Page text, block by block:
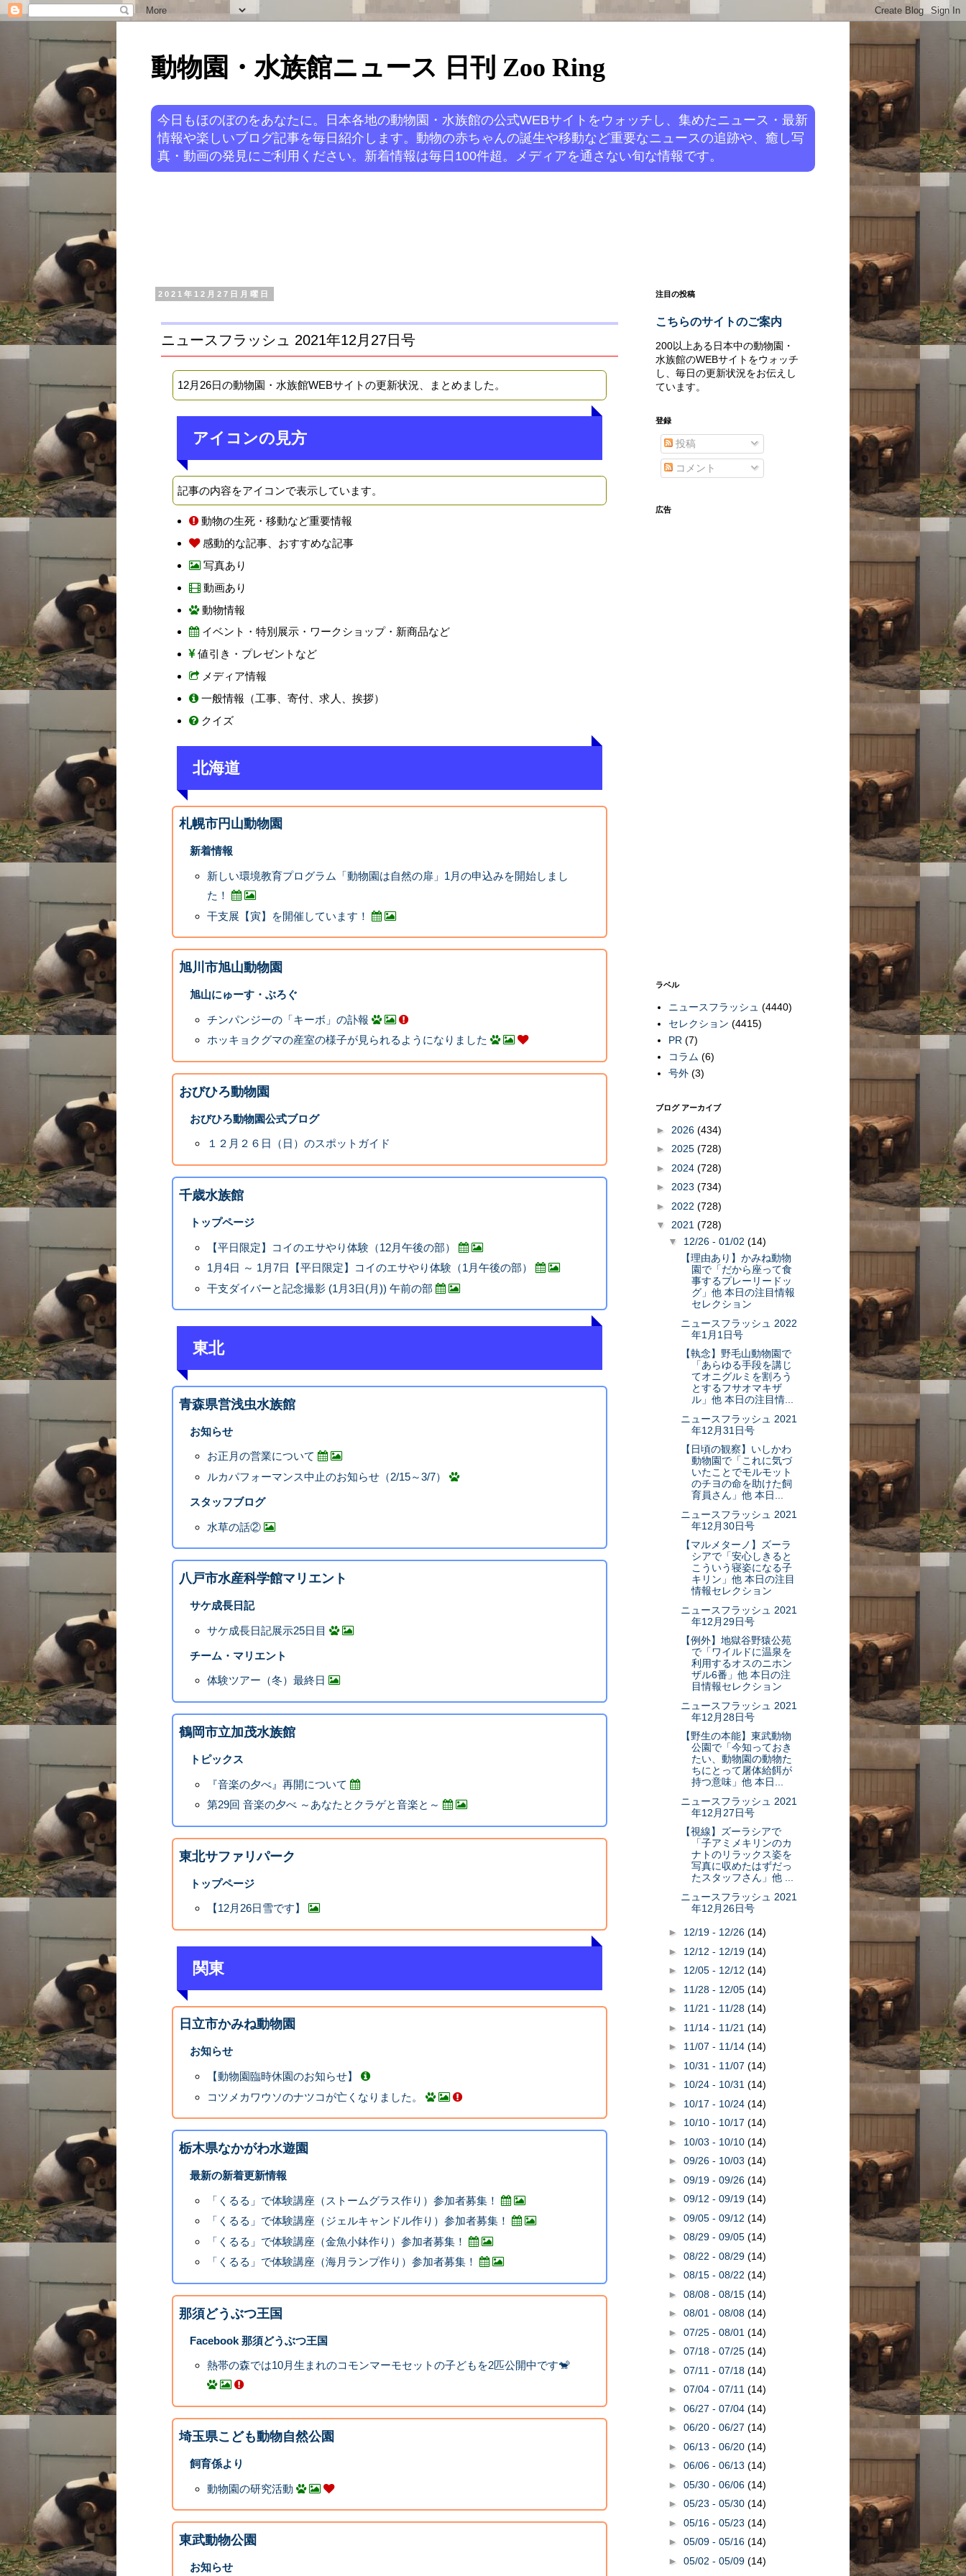
動物園・水族館ニュース 日刊 Zoo Ring
今日もほのぼのをあなたに。日本各地の動物園・水族館の公式WEBサイトをウォッチし、集めたニュース・最新
情報や楽しいブログ記事を毎日紹介します。動物の赤ちゃんの誕生や移動など重要なニュースの追跡や、癒し写
真・動画の発見にご利用ください。新着情報は毎日100件超。メディアを通さない旬な情報です。
2021年12月27日月曜日
ニュースフラッシュ 2021年12月27日号
12月26日の動物園・水族館WEBサイトの更新状況、まとめました。
アイコンの見方
記事の内容をアイコンで表示しています。
動物の生死・移動など重要情報
感動的な記事、おすすめな記事
写真あり
動画あり
動物情報
イベント・特別展示・ワークショップ・新商品など
値引き・プレゼントなど
メディア情報
一般情報（工事、寄付、求人、挨拶）
クイズ
北海道
札幌市円山動物園
新着情報
新しい環境教育プログラム「動物園は自然の扉」1月の申込みを開始しまし
た！
干支展【寅】を開催しています！
旭川市旭山動物園
旭山にゅーす・ぶろぐ
チンパンジーの「キーボ」の訃報
ホッキョクグマの産室の様子が見られるようになりました
おびひろ動物園
おびひろ動物園公式ブログ
１２月２６日（日）のスポットガイド
千歳水族館
トップページ
【平日限定】コイのエサやり体験（12月午後の部）
1月4日 ～ 1月7日【平日限定】コイのエサやり体験（1月午後の部）
干支ダイバーと記念撮影 (1月3日(月)) 午前の部
東北
青森県営浅虫水族館
お知らせ
お正月の営業について
ルカパフォーマンス中止のお知らせ（2/15～3/7）
スタッフブログ
水草の話②
八戸市水産科学館マリエント
サケ成長日記
サケ成長日記展示25日目
チーム・マリエント
体験ツアー（冬）最終日
鶴岡市立加茂水族館
トピックス
『音楽の夕べ』再開について
第29回 音楽の夕べ ～あなたとクラゲと音楽と～
東北サファリパーク
トップページ
【12月26日雪です】
関東
日立市かみね動物園
お知らせ
【動物園臨時休園のお知らせ】
コツメカワウソのナツコが亡くなりました。
栃木県なかがわ水遊園
最新の新着更新情報
「くるる」で体験講座（ストームグラス作り）参加者募集！
「くるる」で体験講座（ジェルキャンドル作り）参加者募集！
「くるる」で体験講座（金魚小鉢作り）参加者募集！
「くるる」で体験講座（海月ランプ作り）参加者募集！
那須どうぶつ王国
Facebook 那須どうぶつ王国
熱帯の森では10月生まれのコモンマーモセットの子どもを2匹公開中です🐒
埼玉県こども動物自然公園
飼育係より
動物園の研究活動
東武動物公園
お知らせ
注目の投稿
こちらのサイトのご案内
200以上ある日本中の動物園・
水族館のWEBサイトをウォッチ
し、毎日の更新状況をお伝えし
ています。
登録
投稿
コメント
広告
ラベル
ニュースフラッシュ (4440)
セレクション (4415)
PR (7)
コラム (6)
号外 (3)
ブログ アーカイブ
► 2026 (434)
► 2025 (728)
► 2024 (728)
► 2023 (734)
► 2022 (728)
▼ 2021 (728)
▼ 12/26 - 01/02 (14)
【理由あり】かみね動物
園で「だから座って食
事するプレーリードッ
グ」他 本日の注目情報
セレクション
ニュースフラッシュ 2022
年1月1日号
【執念】野毛山動物園で
「あらゆる手段を講じ
てオニグルミを割ろう
とするフサオマキザ
ル」他 本日の注目情...
ニュースフラッシュ 2021
年12月31日号
【日頃の観察】いしかわ
動物園で「これに気づ
いたことでモルモット
のチヨの命を助けた飼
育員さん」他 本日...
ニュースフラッシュ 2021
年12月30日号
【マルメターノ】ズーラ
シアで「安心しきると
こういう寝姿になる子
キリン」他 本日の注目
情報セレクション
ニュースフラッシュ 2021
年12月29日号
【例外】地獄谷野猿公苑
で「ワイルドに温泉を
利用するオスのニホン
ザル6番」他 本日の注
目情報セレクション
ニュースフラッシュ 2021
年12月28日号
【野生の本能】東武動物
公園で「今知っておき
たい、動物園の動物た
ちにとって屠体給餌が
持つ意味」他 本日...
ニュースフラッシュ 2021
年12月27日号
【視線】ズーラシアで
「子アミメキリンのカ
ナトのリラックス姿を
写真に収めたはずだっ
たスタッフさん」他 ...
ニュースフラッシュ 2021
年12月26日号
► 12/19 - 12/26 (14)
► 12/12 - 12/19 (14)
► 12/05 - 12/12 (14)
► 11/28 - 12/05 (14)
► 11/21 - 11/28 (14)
► 11/14 - 11/21 (14)
► 11/07 - 11/14 (14)
► 10/31 - 11/07 (14)
► 10/24 - 10/31 (14)
► 10/17 - 10/24 (14)
► 10/10 - 10/17 (14)
► 10/03 - 10/10 (14)
► 09/26 - 10/03 (14)
► 09/19 - 09/26 (14)
► 09/12 - 09/19 (14)
► 09/05 - 09/12 (14)
► 08/29 - 09/05 (14)
► 08/22 - 08/29 (14)
► 08/15 - 08/22 (14)
► 08/08 - 08/15 (14)
► 08/01 - 08/08 (14)
► 07/25 - 08/01 (14)
► 07/18 - 07/25 (14)
► 07/11 - 07/18 (14)
► 07/04 - 07/11 (14)
► 06/27 - 07/04 (14)
► 06/20 - 06/27 (14)
► 06/13 - 06/20 (14)
► 06/06 - 06/13 (14)
► 05/30 - 06/06 (14)
► 05/23 - 05/30 (14)
► 05/16 - 05/23 (14)
► 05/09 - 05/16 (14)
► 05/02 - 05/09 (14)